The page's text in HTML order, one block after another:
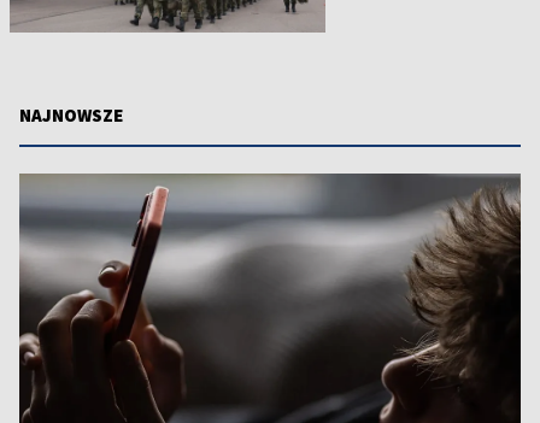
NAJNOWSZE